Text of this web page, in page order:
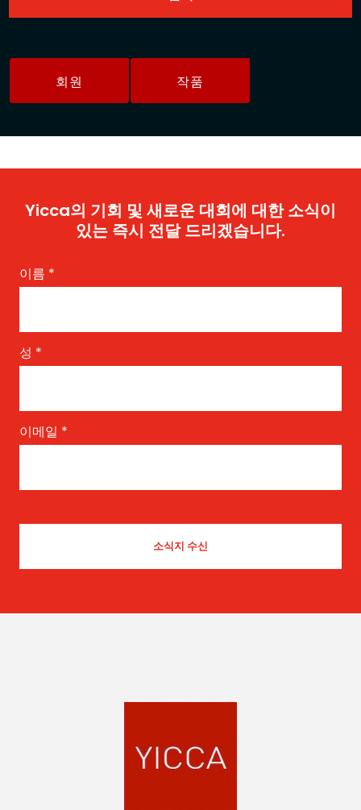
회원 작품
Yicca의 기회 및 새로운 대회에 대한 소식이
있는 즉시 전달 드리겠습니다.
이름 *
성 *
이메일 *